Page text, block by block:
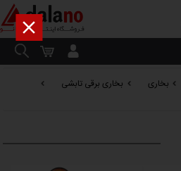
بخاری
بخاری برقی تابشی
